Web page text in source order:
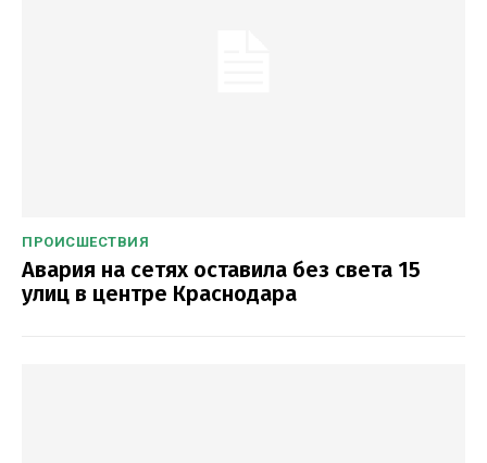
ПРОИСШЕСТВИЯ
Авария на сетях оставила без света 15
улиц в центре Краснодара